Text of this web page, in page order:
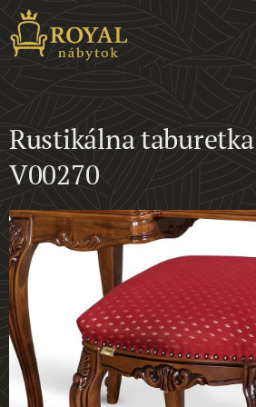
Rustikálna
V00270